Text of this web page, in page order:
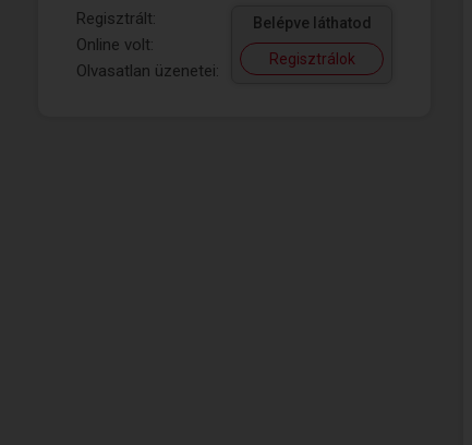
Regisztrált:
Online volt:
Olvasatlan üzenetei:
Belépve láthatod
Regisztrálok